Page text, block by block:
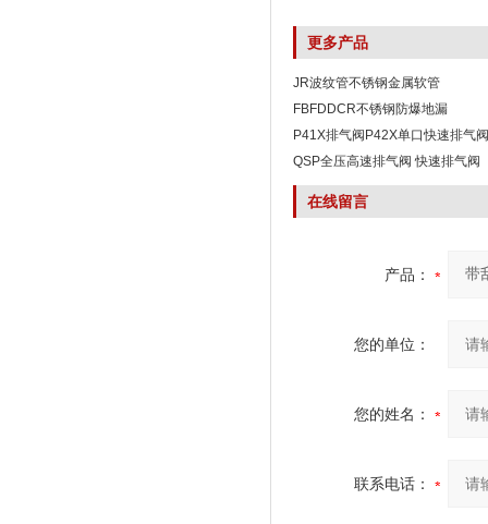
更多产品
JR波纹管不锈钢金属软管
FBFDDCR不锈钢防爆地漏
P41X排气阀P42X单口快速排气阀
QSP全压高速排气阀 快速排气阀
在线留言
产品：
您的单位：
您的姓名：
联系电话：